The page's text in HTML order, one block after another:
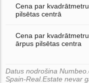
Cena par
pilsētas centrā
Cena par
ārpus pilsētas centra
Datus nodrošina
Spain-Real.Estate nevar